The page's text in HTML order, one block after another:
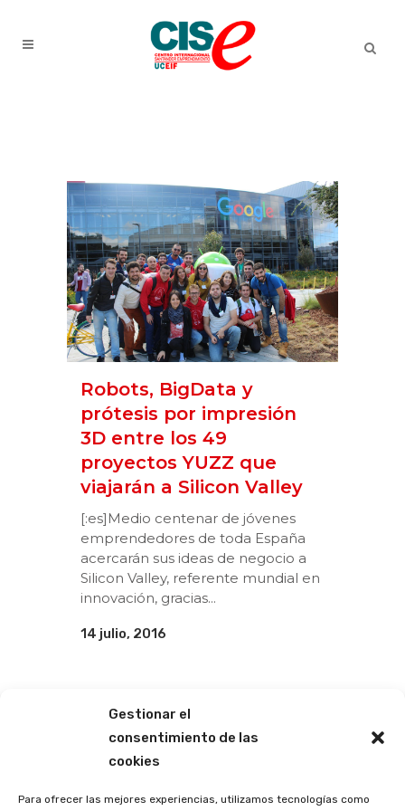
Gestionar el
consentimiento de las
cookies
Para ofrecer las mejores experiencias, utilizamos tecnologías como
Robots, BigData y
prótesis por impresión
3D entre los 49
proyectos YUZZ que
viajarán a Silicon Valley
[:es]Medio centenar de jóvenes
emprendedores de toda España
acercarán sus ideas de negocio a
Silicon Valley, referente mundial en
innovación, gracias...
14 julio, 2016